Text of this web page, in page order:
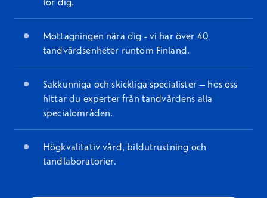
Mottagningen nära dig - vi har över 40
tandvårdsenheter runtom Finland.
Sakkunniga och skickliga specialister – hos oss
hittar du experter från tandvårdens alla
specialområden.
Högkvalitativ vård, bildutrustning och
tandlaboratorier.